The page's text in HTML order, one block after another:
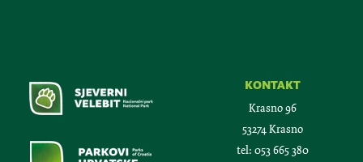
kontakt
Krasno 96
53274 Krasno
tel: 053 665 380